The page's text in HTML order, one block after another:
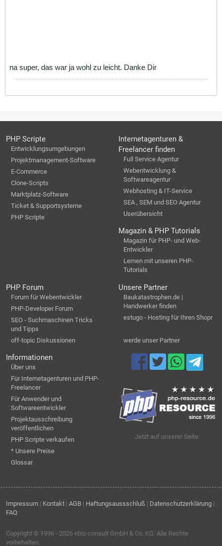
na super, das war ja wohl zu leicht. Danke Dir
PHP Scripte
Entwicklungsumgebungen
Projektmanagement-Software
E-Commerce
Clone-Scripts
Marktplatz-Software
Ticket & Supportsysteme
PHP Scripte
Internetagenturen &
Freelancer finden
Full Service Agentur
Webentwicklung &
Softwareagentur
Webhosting & IT-Service
SEA , SEM und SEO Agentur
Userübersicht
Magazin & PHP Tutorials
Magazin für PHP- und Web-
Entwickler
Lernen mit unseren PHP-
Tutorials
PHP Forum
Forum für Webentwickler
PHP-Developer Forum
SEO - Suchmaschinen Tricks
und Tipps
off-topic Diskussionen
Unsere Partner
Baukatastrophen.de |
Handwerker finden
estugo - Hosting für Ihren Shopr
werde unser Partner
Informationen
Über uns
Für Internetagenturen und PHP-
Freelancer
Für Anwender und
Softwareentwickler
Projektausschreibung
veröffentlichen
PHP Scripte verkaufen
* Unsere Preise
Glossar
Jetzt auf unserer Seite:
Impressum | Kontakt | AGB | Haftungsaussschluß | Datenschutzerklärung |
FAQ
Copyright © 1996 - 2026 ebiz-consult GmbH & Co. KG . Alle Rechte
vorbehalten.